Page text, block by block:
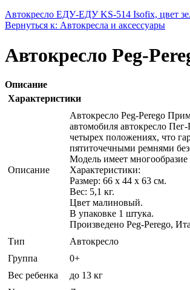
Автокресло ЕДУ-ЕДУ KS-514 Isofix, цвет
Вернуться к: Автокресла и аксессуары
Автокресло Peg-
Описание
Характеристики
Описание
Автокресло Peg-Perego
автомобиля автокресло
четырех положениях, что
пятиточечными ремнями
Модель имеет
Характеристики:
Размер: 66 х 44 х 63 см.
Вес: 5,1 кг.
Цвет малиновый.
В упаковке 1 штука.
Произведено Peg-Perego,
Тип
Автокресло
Группа
0+
Вес ребенка
до 13 кг